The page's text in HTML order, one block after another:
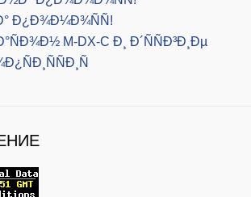
Ð¿Ð¾Ð¼Ð¾ÑÑ!
M-DX-C Ð¸ Ð´ÑÑÐ³Ð¸Ðµ